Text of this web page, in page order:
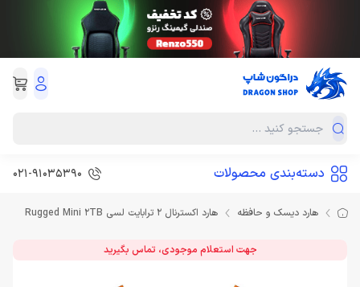
دسته‌بندی محصولات 021-91035390
هارد دیسک و حافظه هارد اکسترنال 2 ترابایت لسی Rugged Mini 2TB
جهت استعلام موجودی، تماس بگیرید